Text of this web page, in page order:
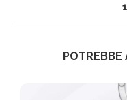
POTREBBE